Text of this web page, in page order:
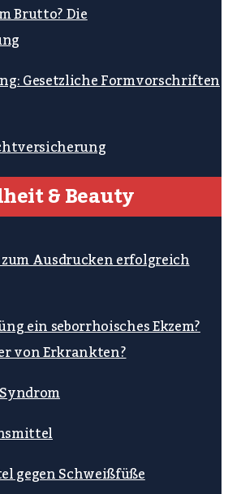
Brutto? Die
Gesetzliche Formvorschriften
& Beauty
Ausdrucken erfolgreich
ein seborrhoisches Ekzem?
von Erkrankten?
gegen Schweißfüße